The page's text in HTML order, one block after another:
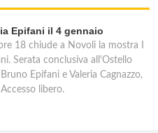
Epifani il 4 gennaio
18 chiude a Novoli la mostra I
Serata conclusiva all'Ostello
Epifani e Valeria Cagnazzo,
libero.